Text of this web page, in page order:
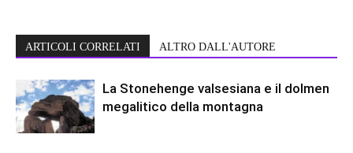
ARTICOLI CORRELATI ALTRO DALL'AUTORE
La Stonehenge valsesiana e il dolmen
megalitico della montagna